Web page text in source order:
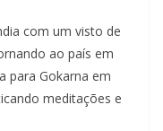
com um visto de
ao país em
para Gokarna em
meditações e